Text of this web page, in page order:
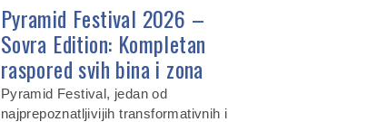
Pyramid Festival 2026 –
Sovra Edition: Kompletan
raspored svih bina i zona
Pyramid Festival, jedan od
najprepoznatljivijih transformativnih i